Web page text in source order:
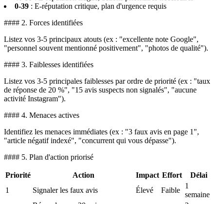
0-39 : E-réputation critique, plan d'urgence requis
#### 2. Forces identifiées
Listez vos 3-5 principaux atouts (ex : "excellente note Google",
"personnel souvent mentionné positivement", "photos de qualité").
#### 3. Faiblesses identifiées
Listez vos 3-5 principales faiblesses par ordre de priorité (ex : "taux
de réponse de 20 %", "15 avis suspects non signalés", "aucune
activité Instagram").
#### 4. Menaces actives
Identifiez les menaces immédiates (ex : "3 faux avis en page 1",
"article négatif indexé", "concurrent qui vous dépasse").
#### 5. Plan d'action priorisé
Priorité Action Impact Effort
Délai
1
Signaler les faux avis Élevé Faible
1
semaine